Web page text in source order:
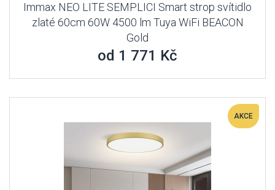
Immax NEO LITE SEMPLICI Smart strop svítidlo
zlaté 60cm 60W 4500 lm Tuya WiFi BEACON
Gold
od 1 771 Kč
AKCE